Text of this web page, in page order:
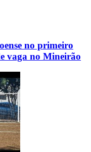
no primeiro
vaga no Mineirão